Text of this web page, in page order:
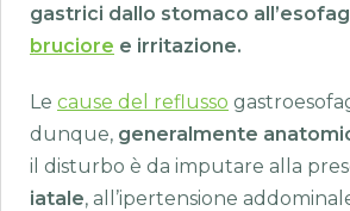
gastrici dallo stomaco
bruciore e irritazione.
Le cause del reflusso
dunque, generalmente
il disturbo è da imputare alla
iatale, all’ipertensione